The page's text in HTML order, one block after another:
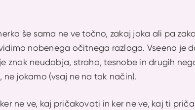
še sama ne ve točno, zakaj joka ali pa
nobenega očitnega razloga. Vseeno je
znak neudobja, straha, tesnobe in drugih
ne jokamo (vsaj ne na tak način).
ne ve, kaj pričakovati in ker ne ve, kaj ti